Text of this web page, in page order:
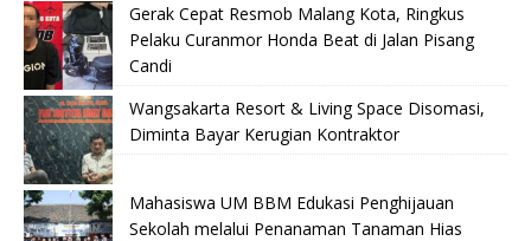
Gerak Cepat Resmob Malang Kota, Ringkus
Pelaku Curanmor Honda Beat di Jalan Pisang
Candi
Wangsakarta Resort & Living Space Disomasi,
Diminta Bayar Kerugian Kontraktor
Mahasiswa UM BBM Edukasi Penghijauan
Sekolah melalui Penanaman Tanaman Hias